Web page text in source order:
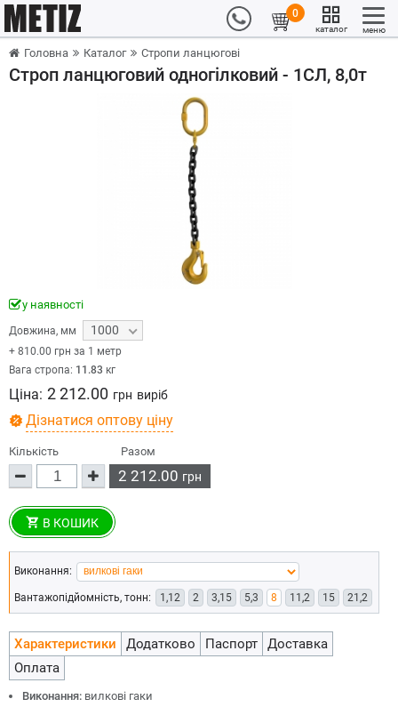
0
каталог меню
Головна Каталог Стропи ланцюгові
Строп ланцюговий одногілковий - 1СЛ, 8,0т
у наявності
Довжина, мм 1000
+ 810.00 грн за 1 метр
Вага стропа: 11.83 кг
Ціна: 2 212.00 грн виріб
Дізнатися оптову ціну
Кількість Разом
2 212.00 грн
В КОШИК
Виконання:
Вантажопідйомність, тонн: 1,12 2 3,15 5,3 8 11,2 15 21,2
Характеристики Додатково Паспорт
Доставка
Оплата
Виконання: вилкові гаки